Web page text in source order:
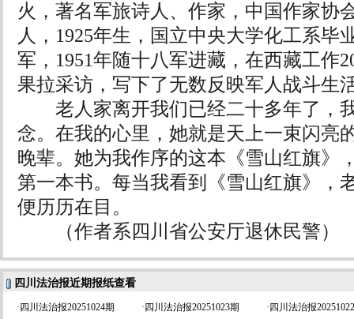
火，著名军旅诗人、作家，中国作家协
人，1925年生，国立中央大学化工系毕
军，1951年随十八军进藏，在西藏工作
果拉采访，写下了无数反映军人战斗
老人家离开我们已经二十多年了，
念。在我的心里，她就是天上一束闪亮
晚辈。她为我作序的这本《雪山红旗》
第一本书。每当我看到《雪山红旗》，
便历历在目。
（作者系四川省公安厅退休民警）
四川法治报近期报纸查看
· 四川法治报20251024期 · 四川法治报20251023期 · 四川法治报